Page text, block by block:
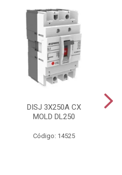
DISJ 3X250A CX
MOLD DL250
Código: 14525